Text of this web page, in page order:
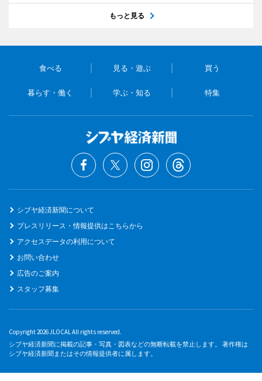
もっと見る
食べる 見る・遊ぶ 買う
暮らす・働く 学ぶ・知る 特集
シブヤ経済新聞について
プレスリリース・情報提供はこちらから
アクセスデータの利用について
お問い合わせ
広告のご案内
スタッフ募集
Copyright 2026 JLOCAL All rights reserved.
シブヤ経済新聞に掲載の記事・写真・図表などの無断転載を禁止します。 著作権は
シブヤ経済新聞またはその情報提供者に属します。